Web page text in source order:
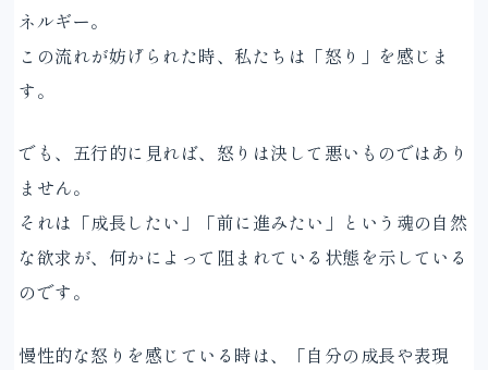
ネルギー。
この流れが妨げられた時、私たちは「怒り」を感じま
す。
でも、五行的に見れば、怒りは決して悪いものではあり
ません。
それは「成長したい」「前に進みたい」という魂の自然
な欲求が、何かによって阻まれている状態を示している
のです。
慢性的な怒りを感じている時は、「自分の成長や表現